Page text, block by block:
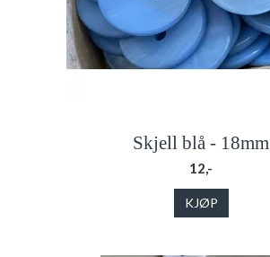
Skjell blå - 18mm
12,-
KJØP